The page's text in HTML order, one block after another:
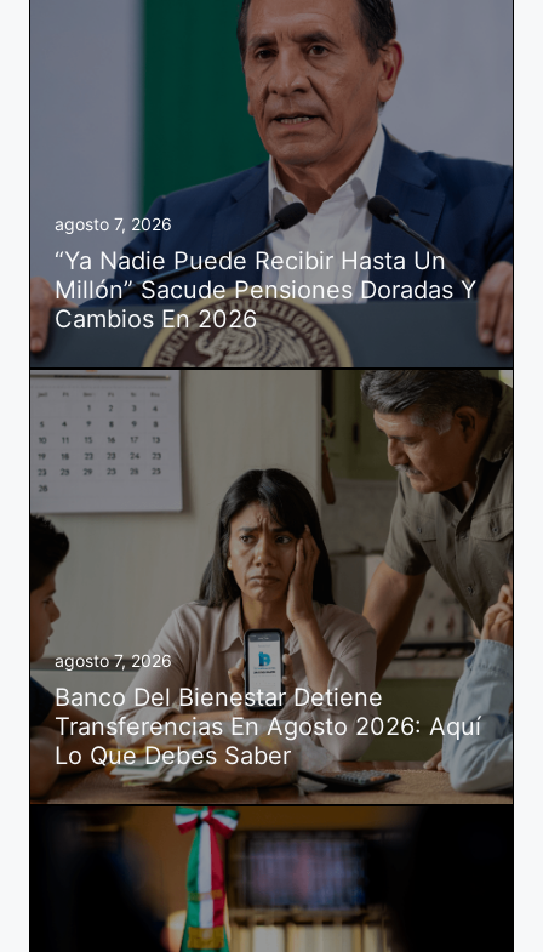
agosto 7, 2026
“Ya Nadie Puede Recibir Hasta Un
Millón” Sacude Pensiones Doradas Y
Cambios En 2026
agosto 7, 2026
Banco Del Bienestar Detiene
Transferencias En Agosto 2026: Aquí
Lo Que Debes Saber